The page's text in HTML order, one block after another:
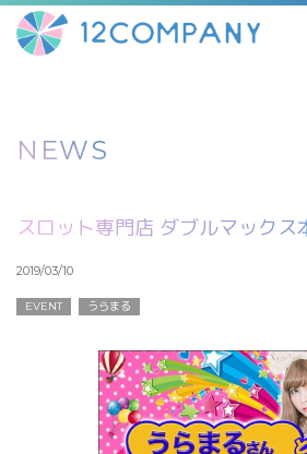
NEWS
スロット専門店 ダブルマックス
2019/03/10
EVENT うらまる